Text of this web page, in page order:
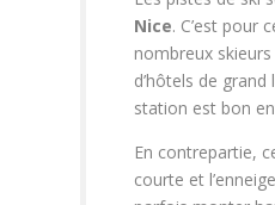
Nice. C’est pour
nombreux
d’hôtels de
station est bon
En contrepartie,
courte et